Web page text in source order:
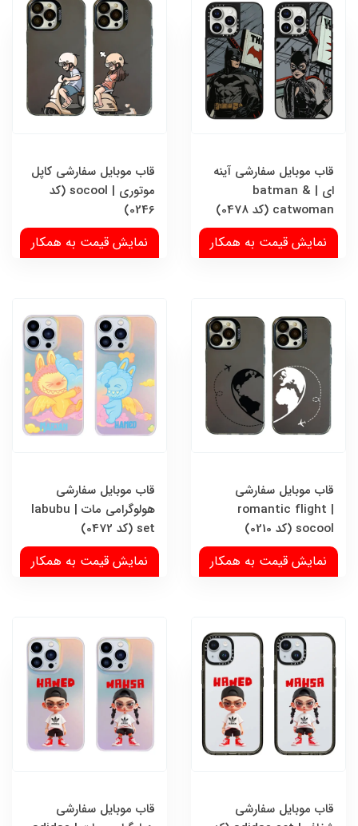
قاب موبایل سفارشی آینه
ای | batman &
catwoman (کد 0478)
نمایش قیمت به همکار
قاب موبایل سفارشی کاپل
موتوری | socool (کد
0246)
نمایش قیمت به همکار
قاب موبایل سفارشی
romantic flight |
socool (کد 0210)
نمایش قیمت به همکار
قاب موبایل سفارشی
هولوگرامی مات | labubu
set (کد 0472)
نمایش قیمت به همکار
قاب موبایل سفارشی
قاب موبایل سفارشی